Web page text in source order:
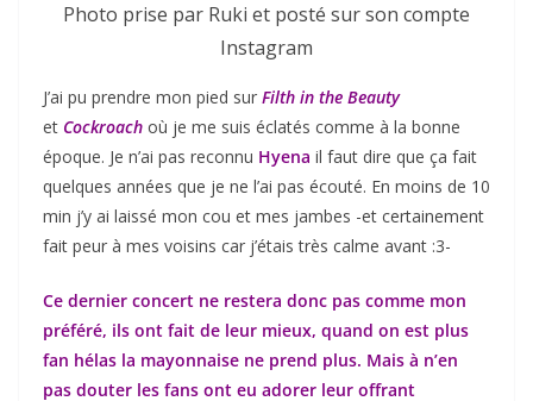
Photo prise par Ruki et posté sur son compte
Instagram
J’ai pu prendre mon pied sur Filth in the Beauty
et Cockroach où je me suis éclatés comme à la bonne
époque. Je n’ai pas reconnu Hyena il faut dire que ça fait
quelques années que je ne l’ai pas écouté. En moins de 10
min j’y ai laissé mon cou et mes jambes -et certainement
fait peur à mes voisins car j’étais très calme avant :3-
Ce dernier concert ne restera donc pas comme mon
préféré, ils ont fait de leur mieux, quand on est plus
fan hélas la mayonnaise ne prend plus. Mais à n’en
pas douter les fans ont eu adorer leur offrant